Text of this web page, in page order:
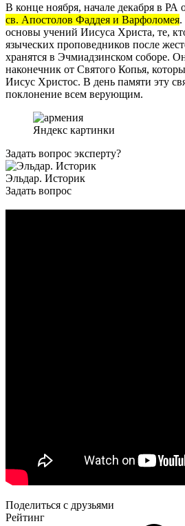
В конце ноября, начале декабря в РА
св. Апостолов Фаддея и Варфоломея.
основы учений Иисуса Христа, те,
языческих проповедников после
хранятся в Эчмиадзинском соборе.
наконечник от Святого Копья,
Иисус Христос. В день памяти эту
поклонение всем верующим.
Яндекс картинки
Задать вопрос эксперту?
Эльдар. Историк
Задать вопрос
Поделиться с друзьями
Рейтинг